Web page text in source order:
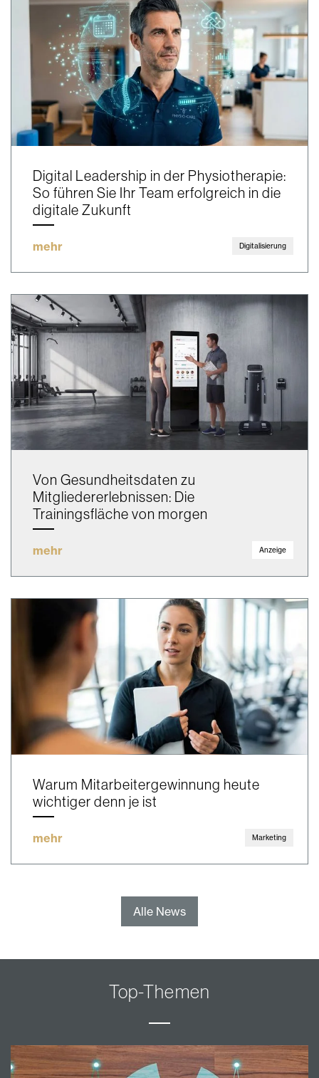
Digital Leadership in der Physiotherapie:
So führen Sie Ihr Team erfolgreich in die
digitale Zukunft
mehr Digitalisierung
Von Gesundheitsdaten zu
Mitgliedererlebnissen: Die
Trainingsfläche von morgen
mehr Anzeige
Warum Mitarbeitergewinnung heute
wichtiger denn je ist
mehr Marketing
Alle News
Top-Themen